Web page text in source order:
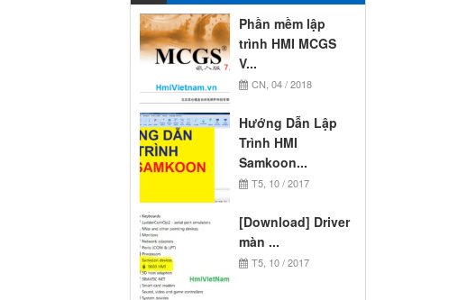
Phần mềm lập
trình HMI MCGS
V...
CN, 04 / 2018
Hướng Dẫn Lập
Trình HMI
Samkoon...
T5, 10 / 2017
[Download] Driver
màn ...
T5, 10 / 2017